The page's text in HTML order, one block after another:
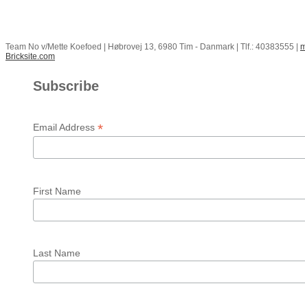
Team No v/Mette Koefoed | Høbrovej 13, 6980 Tim - Danmark | Tlf.: 40383555 |
Bricksite.com
Subscribe
Email Address *
First Name
Last Name